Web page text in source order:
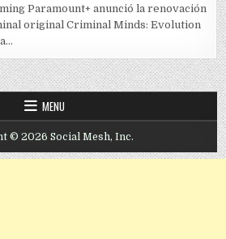
Paramount+ anunció la renovación
original Criminal Minds: Evolution
MENU
© 2026 Social Mesh, Inc.